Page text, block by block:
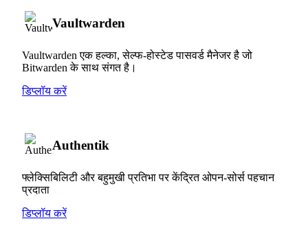
Vaultwarden
Vaultwarden एक हल्का, सेल्फ-होस्टेड पासवर्ड मैनेजर है जो
Bitwarden के साथ संगत है।
डिप्लॉय करें
Authentik
फ्लेक्सिबिलिटी और बहुमुखी प्रतिभा पर केंद्रित ओपन-सोर्स पहचान
प्रदाता
डिप्लॉय करें